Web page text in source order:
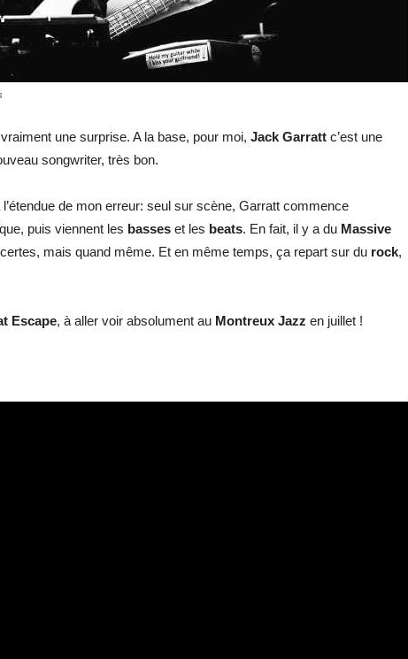
une surprise. A la base, pour moi, Jack Garratt c’est une
songwriter, très bon.
de mon erreur: seul sur scène, Garratt commence
puis viennent les basses et les beats. En fait, il y a du Massive
mais quand même. Et en même temps, ça repart sur du rock,
Escape, à aller voir absolument au Montreux Jazz en juillet !